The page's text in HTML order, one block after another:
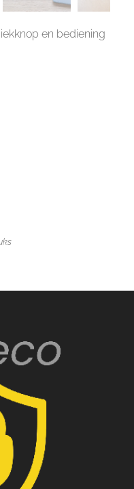
en bediening